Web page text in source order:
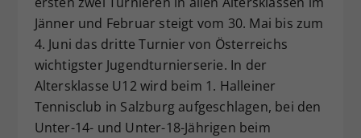
Jänner und Februar steigt vom 30. Mai bis zum
4. Juni das dritte Turnier von Österreichs
wichtigster Jugendturnierserie. In der
Altersklasse U12 wird beim 1. Halleiner
Tennisclub in Salzburg aufgeschlagen, bei den
Unter-14- und Unter-18-Jährigen beim
Zweck
Dieser Wert speichert Ihre Consent-
Einstellungen. Unter anderem eine
historische Speicherung Ihrer
vorgenommen Einstellungen, falls der
Webseiten-Betreiber dies eingestellt
hat.